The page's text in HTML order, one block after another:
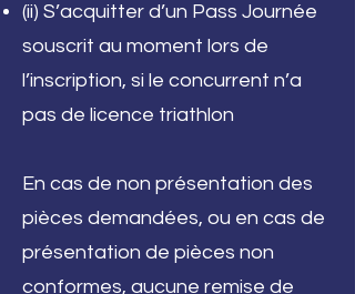
(ii) S’acquitter d’un Pass Journée
souscrit au moment lors de
l’inscription, si le concurrent n’a
pas de licence triathlon
En cas de non présentation des
pièces demandées, ou en cas de
présentation de pièces non
conformes, aucune remise de